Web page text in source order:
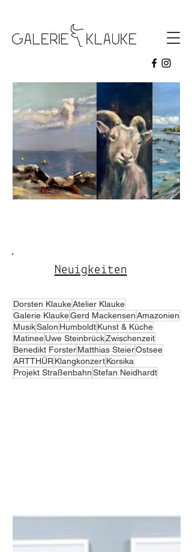
galerie klauke
Neuigkeiten
Dorsten KlaukeAtelier Klauke
Galerie KlaukeGerd MackensenAmazonien
MusikSalon HumboldtKunst & Küche
MatineeUwe SteinbrückZwischenzeit
Benedikt ForsterMatthias SteierOstsee
ARTTHÜRKlangkonzertKorsika
Projekt StraßenbahnStefan Neidhardt